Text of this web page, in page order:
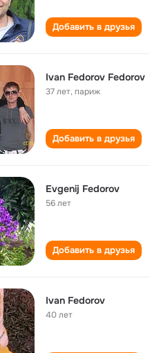
Добавить в друзья
Ivan Fedorov Fedorov
37 лет,париж
Добавить в друзья
Evgenij Fedorov
56 лет
Добавить в друзья
Ivan Fedorov
40 лет